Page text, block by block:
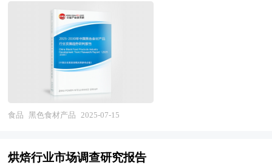
创新推动品质分级体系形成，倒逼企业从粗加工向
营养保留与功能化方向转型；二是 "三产融合深化
价值链" ，衍生出医药化妆品原料、有机肥料等高
利润板块，催生"油茶+健康+生态"立体产业生态；
三是 "数字技术赋能全链运营" ，从种植端的物联
网监测到营销端的电商直播溯源，数字化将显著提
升产业链可控性与消费信任度。未来五年，中国茶
与"以木代油"国家战略的双重加持下，千亿级市场
费者对健康饮食的关注度不断提高，黑色食材产品
的市场需求呈现出快速增长的态势。 从当前市场
趋势来看，黑色食材产品正逐渐从传统的食品领域
向更广泛的健康产业拓展。一方面，随着食品加工
技术的不断进步，黑色食材产品的种类和形态日益
丰富，如黑豆粉、黑豆油、黑芝麻酱等深加工产品
面，随着电商平台的快速发展，黑色食材产品的销
食品 黑色食材产品 2025-07-15
烘焙行业市场调查研究报告